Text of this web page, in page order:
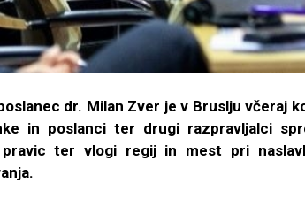
dr. Milan Zver je v Bruslju včeraj
in poslanci ter drugi razpravljalci
pravic ter vlogi regij in mest pri